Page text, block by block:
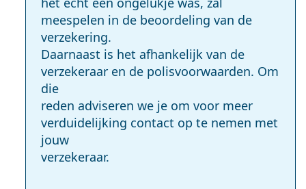
meespelen in de beoordeling van de
verzekering.
Daarnaast is het afhankelijk van de
verzekeraar en de polisvoorwaarden. Om
die
reden adviseren we je om voor meer
verduidelijking contact op te nemen met
jouw
verzekeraar.